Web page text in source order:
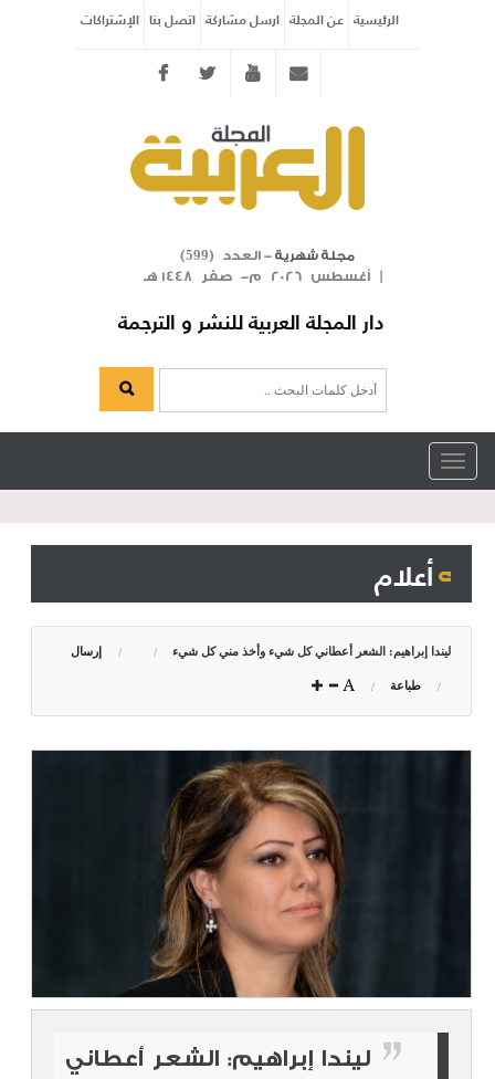
الرئيسية عن المجلة ارسل مشاركة اتصل بنا الإشتراكات
Twitter youtube
مجلة شهرية- العدد ( 599
)
| أغسطس 2026 م- صفر 1448 هـ
دار المجلة العربية للنشر و الترجمة
Toggle
navigation
أعلام
ليندا إبراهيم: الشعر أعطاني كل شيء وأخذ مني كل شيء إرسال
طباعة
ليندا إبراهيم: الشعر أعطاني